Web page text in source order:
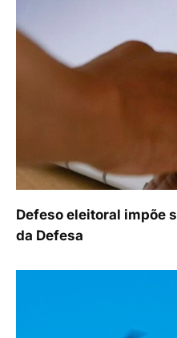
Defeso eleitoral impõe
da Defesa